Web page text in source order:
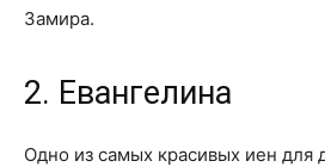
Замира.
2. Евангелина
Одно из самых красивых иен для